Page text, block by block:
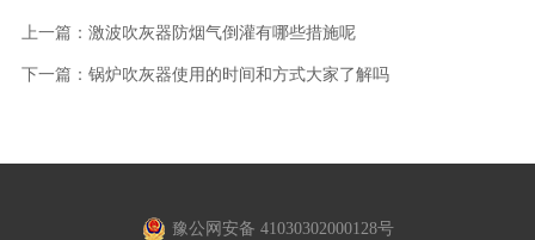
上一篇： 激波吹灰器防烟气倒灌有哪些措施呢
下一篇： 锅炉吹灰器使用的时间和方式大家了解吗
豫公网安备 41030302000128号